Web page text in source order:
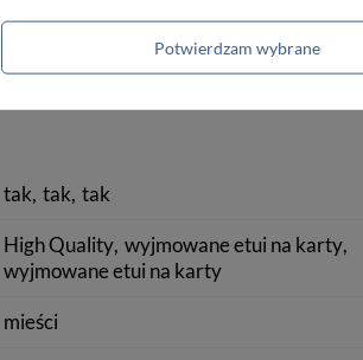
tak tak tak
High Quality wyjmowane etui na karty
wyjmowane etui na karty
mieści
Potwierdzam wybrane